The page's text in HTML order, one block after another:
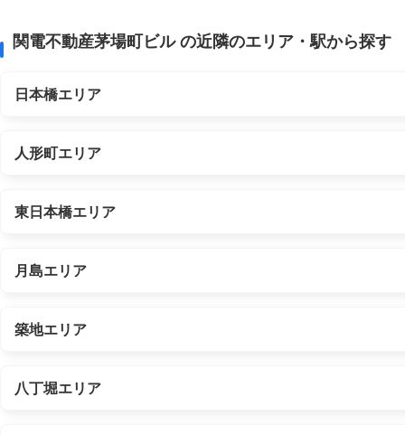
関電不動産茅場町ビル の近隣のエリア・駅から探す
日本橋エリア
人形町エリア
東日本橋エリア
月島エリア
築地エリア
八丁堀エリア